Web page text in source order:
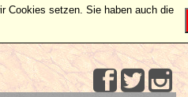
Cookies setzen. Sie haben auch die